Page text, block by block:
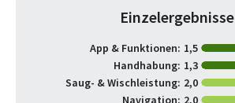
Einzelergebnisse
App & Funktionen: 1,5
Handhabung: 1,3
Saug- & Wischleistung: 2,0
Navigation: 2,0